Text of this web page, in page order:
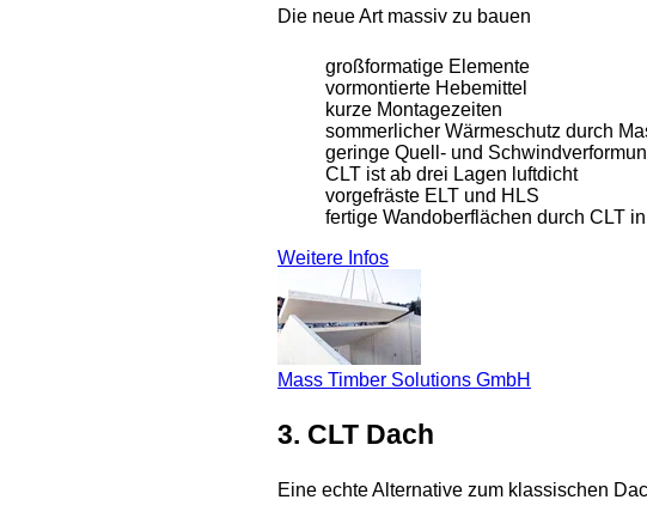
Die neue Art massiv zu bauen
großformatige Elemente
vormontierte Hebemittel
kurze Montagezeiten
sommerlicher Wärmeschutz durch
geringe Quell- und
CLT ist ab drei Lagen luftdicht
vorgefräste ELT und HLS
fertige Wandoberflächen durch CLT
Weitere Infos
Mass Timber Solutions GmbH
3. CLT Dach
Eine echte Alternative zum klassischen